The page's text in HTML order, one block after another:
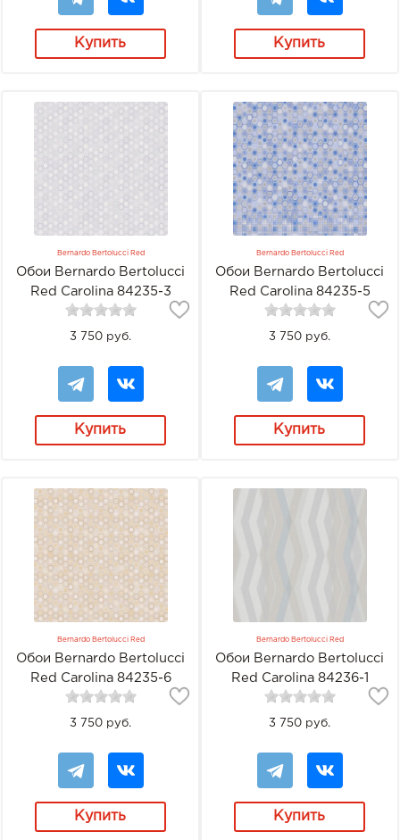
Купить Купить
Bernardo Bertolucci Red
Обои Bernardo Bertolucci
Red Carolina 84235-3
3 750 руб.
Купить
Bernardo Bertolucci Red
Обои Bernardo Bertolucci
Red Carolina 84235-5
3 750 руб.
Купить
Bernardo Bertolucci Red
Обои Bernardo Bertolucci
Red Carolina 84235-6
3 750 руб.
Купить
Bernardo Bertolucci Red
Обои Bernardo Bertolucci
Red Carolina 84236-1
3 750 руб.
Купить